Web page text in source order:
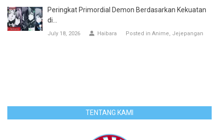
Peringkat Primordial Demon Berdasarkan Kekuatan
di...
July 18, 2026 Haibara Posted in Anime Jejepangan
TENTANG KAMI